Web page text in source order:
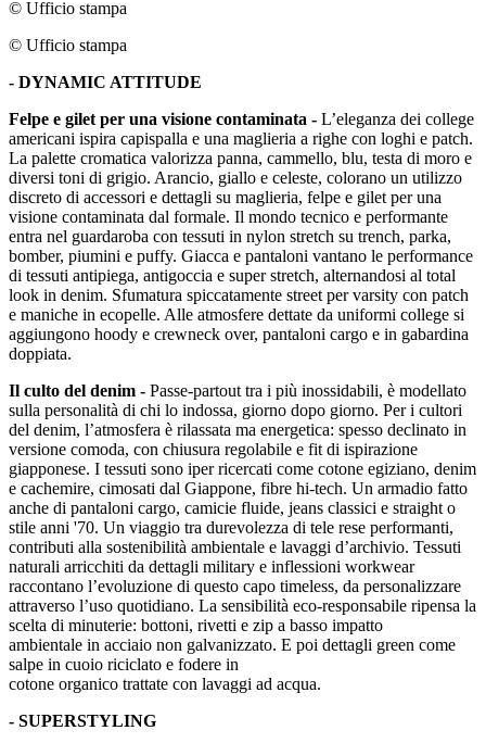
© Ufficio stampa
© Ufficio stampa
- DYNAMIC ATTITUDE
Felpe e gilet per una visione contaminata - L’eleganza dei college
americani ispira capispalla e una maglieria a righe con loghi e patch.
La palette cromatica valorizza panna, cammello, blu, testa di moro e
diversi toni di grigio. Arancio, giallo e celeste, colorano un utilizzo
discreto di accessori e dettagli su maglieria, felpe e gilet per una
visione contaminata dal formale. Il mondo tecnico e performante
entra nel guardaroba con tessuti in nylon stretch su trench, parka,
bomber, piumini e puffy. Giacca e pantaloni vantano le performance
di tessuti antipiega, antigoccia e super stretch, alternandosi al total
look in denim. Sfumatura spiccatamente street per varsity con patch
e maniche in ecopelle. Alle atmosfere dettate da uniformi college si
aggiungono hoody e crewneck over, pantaloni cargo e in gabardina
doppiata.
Il culto del denim - Passe-partout tra i più inossidabili, è modellato
sulla personalità di chi lo indossa, giorno dopo giorno. Per i cultori
del denim, l’atmosfera è rilassata ma energetica: spesso declinato in
versione comoda, con chiusura regolabile e fit di ispirazione
giapponese. I tessuti sono iper ricercati come cotone egiziano, denim
e cachemire, cimosati dal Giappone, fibre hi-tech. Un armadio fatto
anche di pantaloni cargo, camicie fluide, jeans classici e straight o
stile anni '70. Un viaggio tra durevolezza di tele rese performanti,
contributi alla sostenibilità ambientale e lavaggi d’archivio. Tessuti
naturali arricchiti da dettagli military e inflessioni workwear
raccontano l’evoluzione di questo capo timeless, da personalizzare
attraverso l’uso quotidiano. La sensibilità eco-responsabile ripensa la
scelta di minuterie: bottoni, rivetti e zip a basso impatto
ambientale in acciaio non galvanizzato. E poi dettagli green come
salpe in cuoio riciclato e fodere in
cotone organico trattate con lavaggi ad acqua.
- SUPERSTYLING